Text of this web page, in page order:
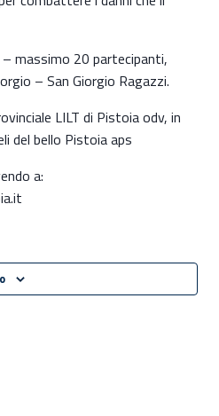
massimo 20 partecipanti,
– San Giorgio Ragazzi.
LILT di Pistoia odv, in
del bello Pistoia aps
a: